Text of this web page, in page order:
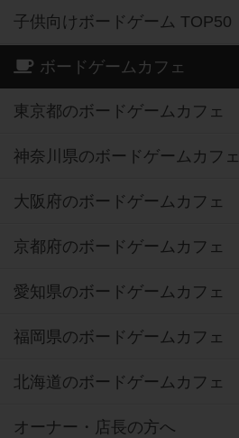
子供向けボードゲーム TOP50
ボードゲームカフェ
東京都のボードゲームカフェ
神奈川県のボードゲームカフェ
大阪府のボードゲームカフェ
京都府のボードゲームカフェ
愛知県のボードゲームカフェ
福岡県のボードゲームカフェ
北海道のボードゲームカフェ
オーナー・店長の方へ